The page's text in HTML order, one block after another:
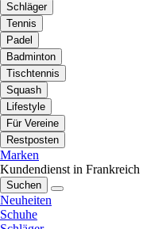
Schläger
Tennis
Padel
Badminton
Tischtennis
Squash
Lifestyle
Für Vereine
Restposten
Marken
Kundendienst in Frankreich
Suchen
Neuheiten
Schuhe